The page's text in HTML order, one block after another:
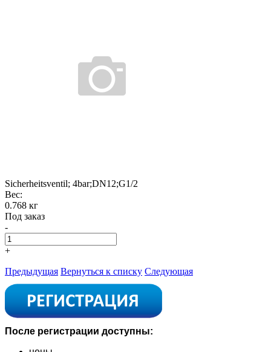
Sicherheitsventil; 4bar;DN12;G1/2
Вес:
0.768 кг
Под заказ
-
+
Предыдущая Вернуться к списку Следующая
После регистрации доступны: